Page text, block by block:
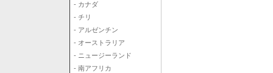
- カナダ
- チリ
- アルゼンチン
- オーストラリア
- ニュージーランド
- 南アフリカ